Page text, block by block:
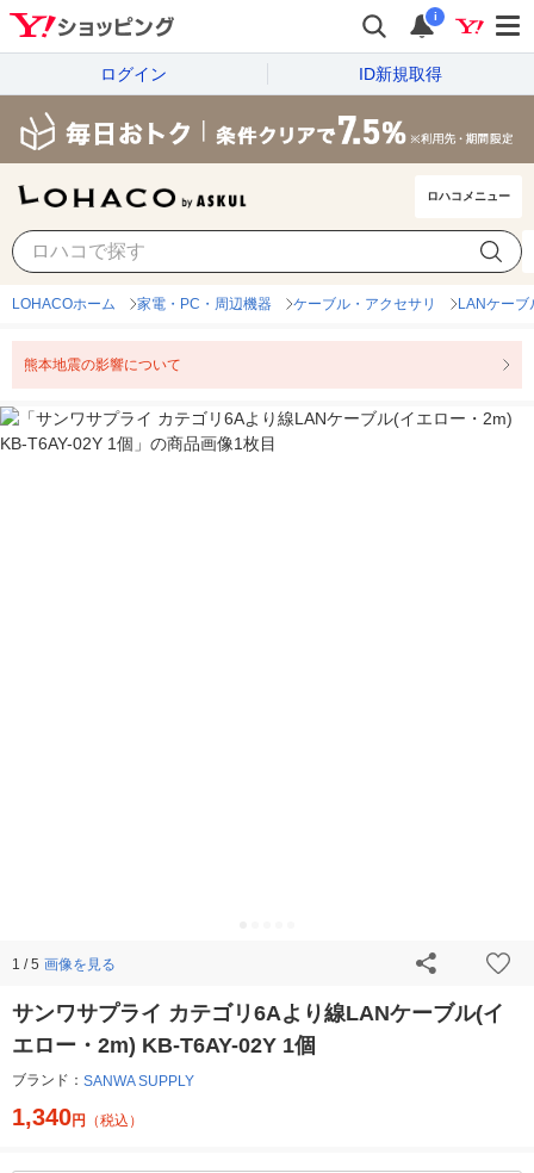
i
ログイン ID新規取得
ロハコメニュー
LOHACOホーム 家電・PC・周辺機器 ケーブル・アクセサリ LANケーブ
熊本地震の影響について
1 / 5 画像を見る
サンワサプライ カテゴリ6Aより線LANケーブル(イ
エロー・2m) KB-T6AY-02Y 1個
ブランド： SANWA SUPPLY
1,340円 （税込）